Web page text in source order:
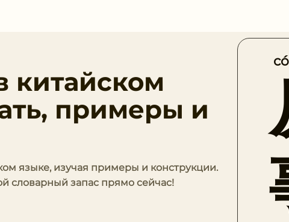
китайском
примеры и
языке, изучая примеры и конструкции.
словарный запас прямо сейчас!